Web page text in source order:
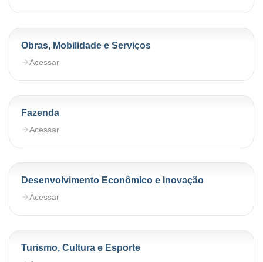
Obras, Mobilidade e Serviços
Acessar
Fazenda
Acessar
Desenvolvimento Econômico e Inovação
Acessar
Turismo, Cultura e Esporte